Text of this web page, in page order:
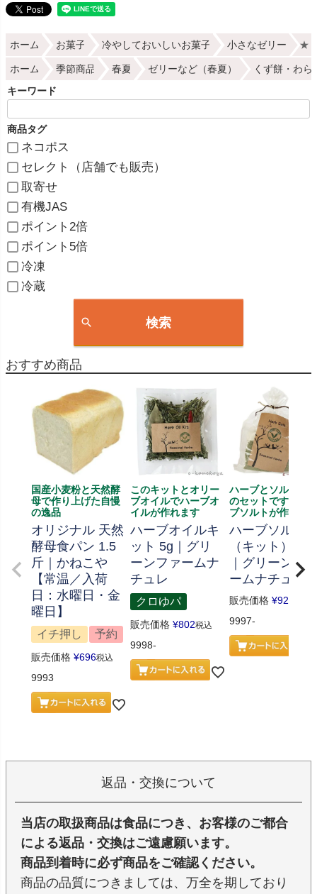
ホーム お菓子 冷やしておいしいお菓子 小さなゼリー ★
ホーム 季節商品 春夏 ゼリーなど（春夏）
くず餅・わら
キーワード
商品タグ
ネコポス
セレクト（店舗でも販売）
取寄せ
有機JAS
ポイント2倍
ポイント5倍
冷凍
冷蔵
検索
おすすめ商品
国産小麦粉と天然酵
母で作り上げた自慢
の逸品
オリジナル 天然
酵母食パン 1.5
斤｜かねこや
【常温／入荷
日：水曜日・金
曜日】
イチ押し 予約
販売価格 ¥696税込
9993
このキットとオリー
ブオイルでハーブオ
イルが作れます
ハーブオイルキ
ット 5g｜グリ
ーンファームナ
チュレ
クロゆパ
販売価格 ¥802税込
9998-
ハーブとソルト、
のセットです、ハ
ブソルトが作れま
ハーブソルト
（キット） 70g
｜グリーンフ
ームナチュレ
販売価格 ¥926
9997-
返品・交換について
当店の取扱商品は食品につき、お客様のご都合
による返品・交換はご遠慮願います。
商品到着時に必ず商品をご確認ください。
商品の品質につきましては、万全を期しており